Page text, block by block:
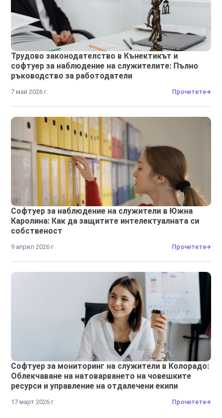
Трудово законодателство в Кънектикът и
софтуер за наблюдение на служителите: Пълно
ръководство за работодатели
7 май 2026 г. Прочетете
Софтуер за наблюдение на служители в Южна
Каролина: Как да защитите интелектуалната си
собственост
9 април 2026 г. Прочетете
Софтуер за мониторинг на служители в Колорадо:
Облекчаване на натоварването на човешките
ресурси и управление на отдалечени екипи
17 март 2026 г. Прочетете